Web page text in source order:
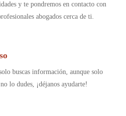
y te pondremos en contacto con
abogados cerca de ti.
buscas información, aunque solo
lo dudes, ¡déjanos ayudarte!